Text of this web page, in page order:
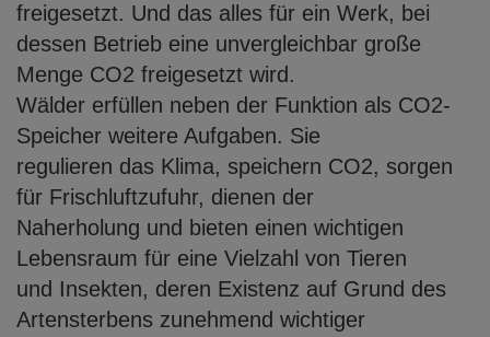
freigesetzt. Und das alles für ein Werk, bei
dessen Betrieb eine unvergleichbar große
Menge CO2 freigesetzt wird.
Wälder erfüllen neben der Funktion als CO2-
Speicher weitere Aufgaben. Sie
regulieren das Klima, speichern CO2, sorgen
für Frischluftzufuhr, dienen der
Naherholung und bieten einen wichtigen
Lebensraum für eine Vielzahl von Tieren
und Insekten, deren Existenz auf Grund des
Artensterbens zunehmend wichtiger